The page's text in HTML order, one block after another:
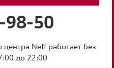
98-50
Neff работает без
до 22:00